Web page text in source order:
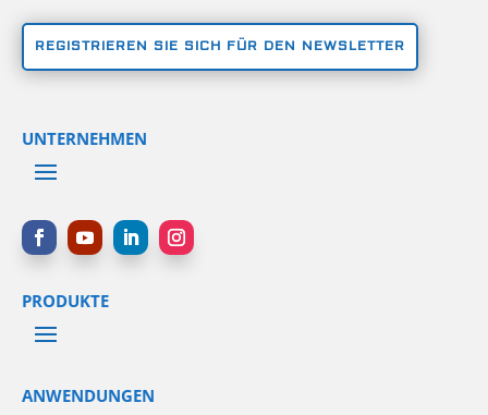
REGISTRIEREN SIE SICH FÜR DEN NEWSLETTER
UNTERNEHMEN
PRODUKTE
ANWENDUNGEN